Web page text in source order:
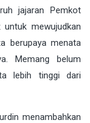
jajaran Pemkot
mewujudkan
berupaya menata
Memang belum
lebih tinggi dari
menambahkan